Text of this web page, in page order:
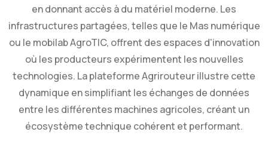
en donnant accès à du matériel moderne. Les
infrastructures partagées, telles que le Mas numérique
ou le mobilab AgroTIC, offrent des espaces d'innovation
où les producteurs expérimentent les nouvelles
technologies. La plateforme Agrirouteur illustre cette
dynamique en simplifiant les échanges de données
entre les différentes machines agricoles, créant un
écosystème technique cohérent et performant.